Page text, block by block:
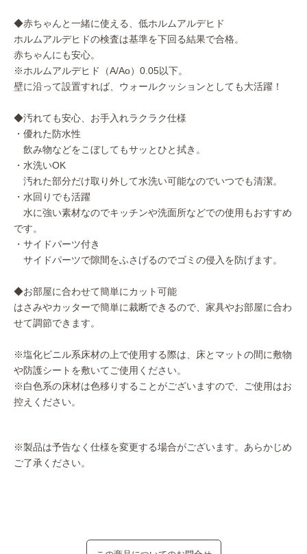
◆赤ちゃんと一緒に使える、低ホルムアルデヒド
ホルムアルデヒドの検査は基準を下回る結果で合格。
赤ちゃんにも安心。
※ホルムアルデヒド（A/Ao）0.05以下。
壁に沿って設置すれば、ウォールクッションとしても大活躍！
◆汚れても安心、お手入れラクラク仕様
・優れた防水性
飲み物などをこぼしてもサッとひと拭き。
・水洗いOK
汚れた部分だけ取り外して水洗い可能なのでいつでも清潔。
・水回りでも活躍
水に強い素材なのでキッチンや洗面所などでの使用もおすすめ
です。
・サイドパーツ付き
サイドパーツで隙間をふさげるのでゴミの侵入を防げます。
◆お部屋に合わせて簡単にカット可能
はさみやカッターで簡単に裁断できるので、家具やお部屋に合わ
せて調節できます。
※塩化ビニル系床材の上で使用する際は、床とマットの間に敷物
や防護シートを敷いてご使用ください。
※白色系の床材は色移りすることがございますので、ご使用はお
控えください。
※製品は予告なく仕様を変更する場合がございます。あらかじめ
ご了承ください。